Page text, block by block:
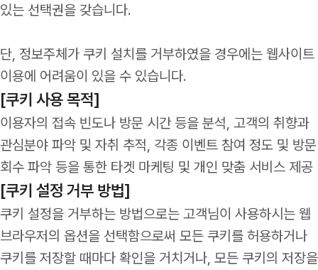
있는 선택권을 갖습니다.
단, 정보주체가 쿠키 설치를 거부하였을 경우에는 웹사이트
이용에 어려움이 있을 수 있습니다.
[쿠키 사용 목적]
이용자의 접속 빈도나 방문 시간 등을 분석, 고객의 취향과
관심분야 파악 및 자취 추적, 각종 이벤트 참여 정도 및 방문
회수 파악 등을 통한 타겟 마케팅 및 개인 맞춤 서비스 제공
[쿠키 설정 거부 방법]
쿠키 설정을 거부하는 방법으로는 고객님이 사용하시는 웹
브라우저의 옵션을 선택함으로써 모든 쿠키를 허용하거나
쿠키를 저장할 때마다 확인을 거치거나, 모든 쿠키의 저장을